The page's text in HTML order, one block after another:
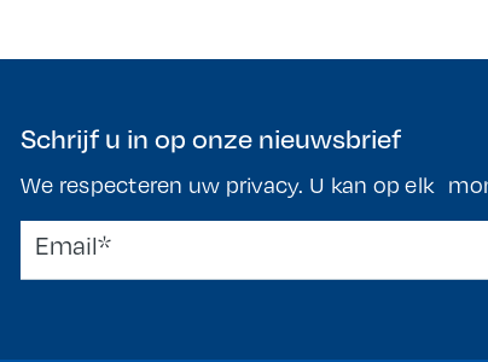
Schrijf u in op onze nieuwsbrief
We respecteren uw privacy. U kan op elk